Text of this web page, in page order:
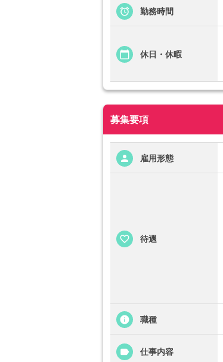
勤務時間
休日・休暇
募集要項
雇用形態
待遇
職種
仕事内容